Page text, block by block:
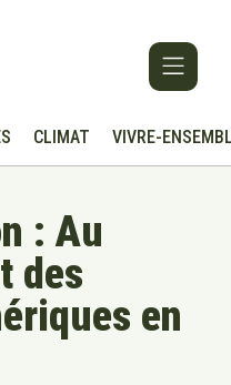
CLIMAT VIVRE-
: Au
des
en